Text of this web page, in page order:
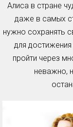
Алиса в стране
даже в самых
нужно сохранять
для
пройти через
неважно,